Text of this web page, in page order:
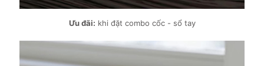
Ưu đãi: khi đặt combo cốc - sổ tay